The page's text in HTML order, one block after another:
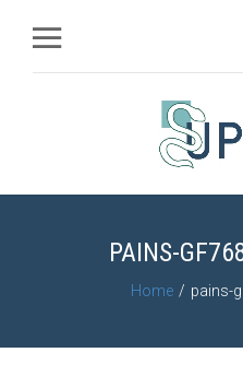
PAINS-
Home pains-